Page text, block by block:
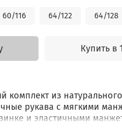
60/116 64/122 64/128
Купить в
из
рукава с мягкими
и эластичными
гипоаллергенных